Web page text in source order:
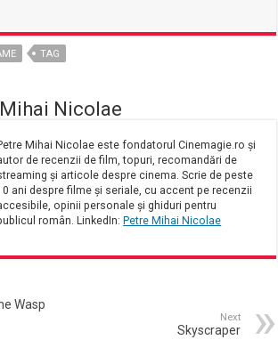
TAG
Nicolae
Mihai Nicolae este fondatorul Cinemagie.ro și
de recenzii de film, topuri, recomandări de
și articole despre cinema. Scrie de peste
ani despre filme și seriale, cu accent pe recenzii
opinii personale și ghiduri pentru
român. LinkedIn: Petre Mihai Nicolae
Wasp
Next
Skyscraper